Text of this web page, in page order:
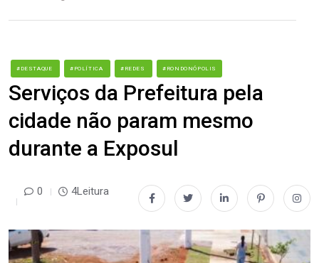
#DESTAQUE #POLÍTICA #REDES #RONDONÓPOLIS
Serviços da Prefeitura pela
cidade não param mesmo
durante a Exposul
0 4Leitura